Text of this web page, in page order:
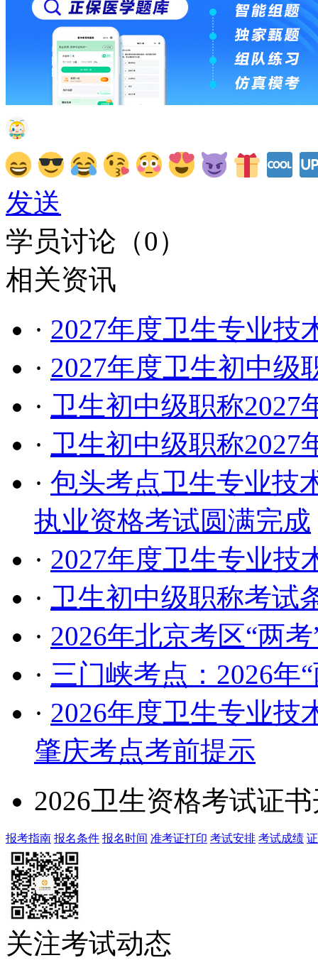
发送
学员讨论（0）
相关资讯
· 2027年度卫生专业技
· 2027年度卫生初中级
· 卫生初中级职称2027
· 卫生初中级职称2027
· 包头考点卫生专业技
执业资格考试圆满完成
· 2027年度卫生专业技
· 卫生初中级职称考试
· 2026年北京考区“两
· 三门峡考点：2026年
· 2026年度卫生专业技
肇庆考点考前提示
2026卫生资格考试证
报考指南 报名条件 报名时间 准考证打印 考试安排 考试成绩
关注考试动态